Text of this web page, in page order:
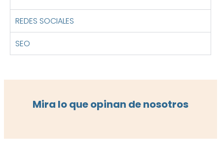
REDES SOCIALES
SEO
Mira lo que opinan de nosotros